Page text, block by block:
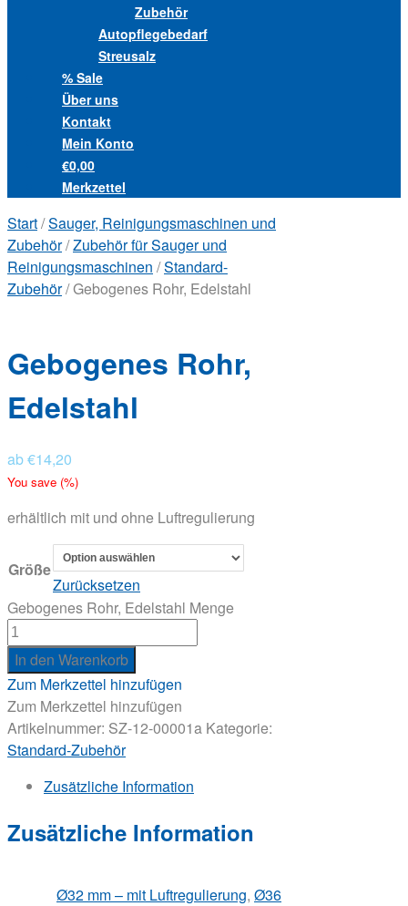
Zubehör
Autopflegebedarf
Streusalz
% Sale
Über uns
Kontakt
Mein Konto
€0,00
Merkzettel
Start/Sauger, Reinigungsmaschinen und
Zubehör/Zubehör für Sauger und
Reinigungsmaschinen /Standard-
Zubehör/ Gebogenes Rohr, Edelstahl
Gebogenes Rohr,
Edelstahl
ab€14,20
You save (%)
erhältlich mit und ohne Luftregulierung
Größe
Zurücksetzen
Gebogenes Rohr, Edelstahl Menge
In den Warenkorb
Zum Merkzettel hinzufügen
Zum Merkzettel hinzufügen
Artikelnummer: SZ-12-00001a Kategorie:
Standard-Zubehör
Zusätzliche Information
Zusätzliche Information
Ø32 mm – mit Luftregulierung, Ø36